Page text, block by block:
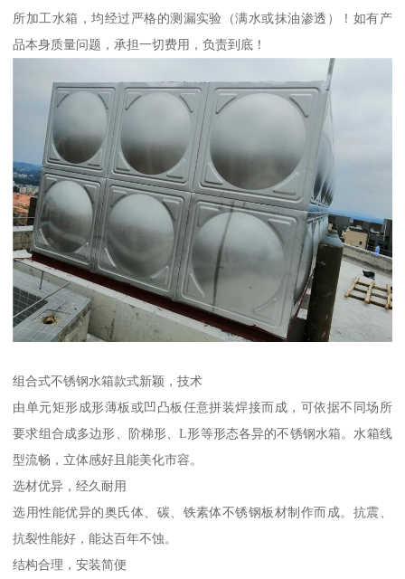
所加工水箱，均经过严格的测漏实验（满水或抹油渗透）！如有产
品本身质量问题，承担一切费用，负责到底！
组合式不锈钢水箱款式新颖，技术
由单元矩形成形薄板或凹凸板任意拼装焊接而成，可依据不同场所
要求组合成多边形、阶梯形、L形等形态各异的不锈钢水箱。水箱线
型流畅，立体感好且能美化市容。
选材优异，经久耐用
选用性能优异的奥氏体、碳、铁素体不锈钢板材制作而成。抗震、
抗裂性能好，能达百年不蚀。
结构合理，安装简便